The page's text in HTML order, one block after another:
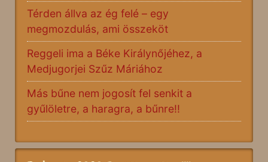
Térden állva az ég felé – egy
megmozdulás, ami összeköt
Reggeli ima a Béke Királynőjéhez, a
Medjugorjei Szűz Máriához
Más bűne nem jogosít fel senkit a
gyűlöletre, a haragra, a bűnre!!